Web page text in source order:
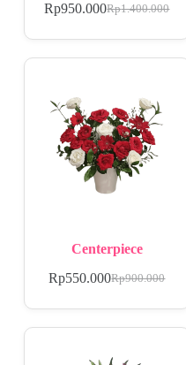
Rp1.400.000
Rp950.000
Centerpiece
Rp900.000
Rp550.000